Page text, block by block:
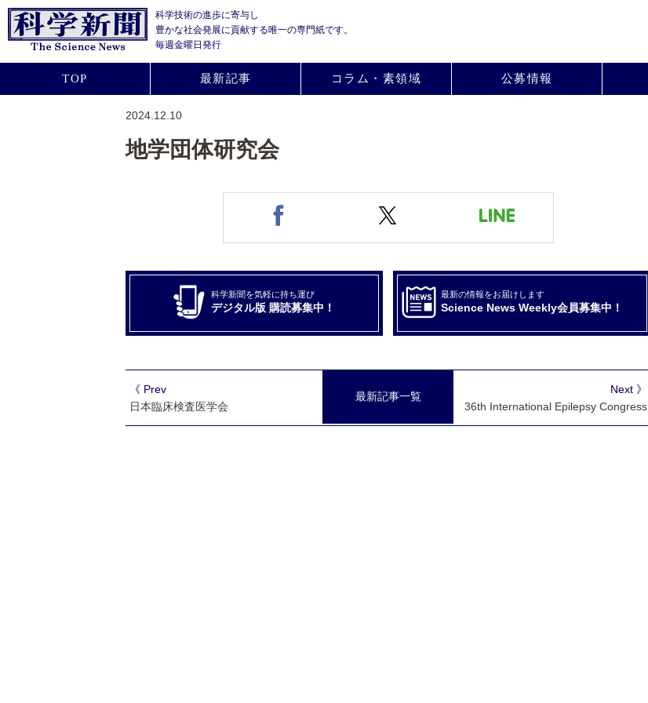
科学技術の進歩に寄与し
豊かな社会発展に貢献する唯一の専門紙です。
毎週金曜日発行
TOP 最新記事 コラム・素領域 公募情報
2024.12.10
地学団体研究会
科学新聞を気軽に持ち運び
デジタル版 購読募集中！
最新の情報をお届けします
Science News Weekly会員募集中！
最新記事一覧
Next 》
36th International Epilepsy Congress
《 Prev
日本臨床検査医学会